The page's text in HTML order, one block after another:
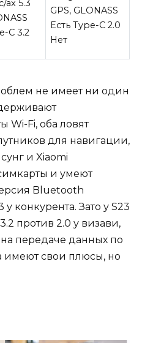
ax 5.3
C 3.2
GPS, GLONASS
Есть Type-C 2.0
Нет
не имеет ни один
Wi-Fi, оба ловят
для навигации,
и Xiaomi
и умеют
Bluetooth
конкурента. Зато у S23
против 2.0 у визави,
передаче данных по
имеют свои плюсы, но